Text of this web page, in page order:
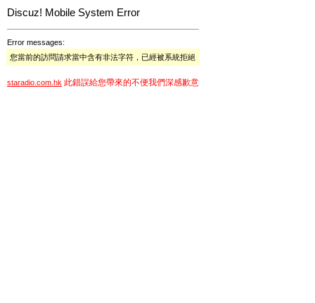
Discuz! Mobile System Error
Error messages:
您當前的訪問請求當中含有非法字符，已經被系統拒絕
staradio.com.hk 此錯誤給您帶來的不便我們深感歉意